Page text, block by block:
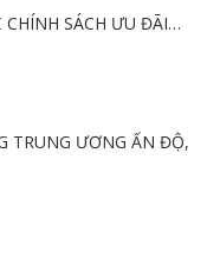
CHÍNH SÁCH ƯU ĐÃI…
TRUNG ƯƠNG ẤN ĐỘ,